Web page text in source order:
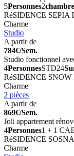
5Personnes2
RéSIDENCE SEPIA
Charme
Studio
A partir de
784€/Sem.
Studio fonctionnel
4PersonnesSTD24
RéSIDENCE SNOW
Charme
2 pièces
A partir de
869€/Sem.
Joli appartement
4Personnes1 + 1
RéSIDENCE SOSNA
Charme